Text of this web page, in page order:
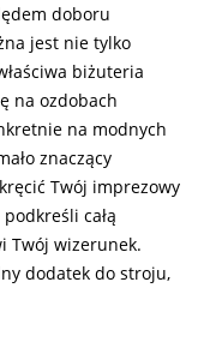
doboru
jest nie tylko
biżuteria
na ozdobach
na modnych
znaczący
Twój imprezowy
całą
Twój wizerunek.
dodatek do stroju,